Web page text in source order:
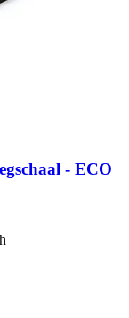
-​ ECO